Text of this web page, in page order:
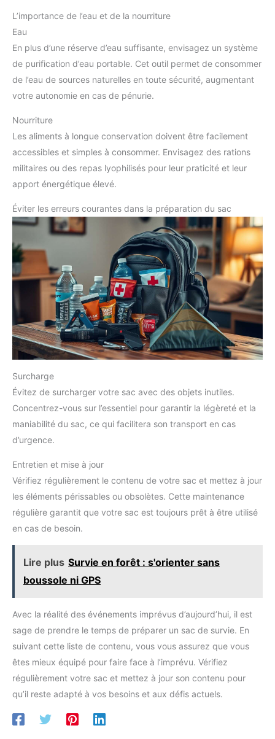
L’importance de l’eau et de la nourriture
Eau
En plus d’une réserve d’eau suffisante, envisagez un système
de purification d’eau portable. Cet outil permet de consommer
de l’eau de sources naturelles en toute sécurité, augmentant
votre autonomie en cas de pénurie.
Nourriture
Les aliments à longue conservation doivent être facilement
accessibles et simples à consommer. Envisagez des rations
militaires ou des repas lyophilisés pour leur praticité et leur
apport énergétique élevé.
Éviter les erreurs courantes dans la préparation du sac
Surcharge
Évitez de surcharger votre sac avec des objets inutiles.
Concentrez-vous sur l’essentiel pour garantir la légèreté et la
maniabilité du sac, ce qui facilitera son transport en cas
d’urgence.
Entretien et mise à jour
Vérifiez régulièrement le contenu de votre sac et mettez à jour
les éléments périssables ou obsolètes. Cette maintenance
régulière garantit que votre sac est toujours prêt à être utilisé
en cas de besoin.
Lire plus Survie en forêt : s'orienter sans
boussole ni GPS
Avec la réalité des événements imprévus d’aujourd’hui, il est
sage de prendre le temps de préparer un sac de survie. En
suivant cette liste de contenu, vous vous assurez que vous
êtes mieux équipé pour faire face à l’imprévu. Vérifiez
régulièrement votre sac et mettez à jour son contenu pour
qu’il reste adapté à vos besoins et aux défis actuels.